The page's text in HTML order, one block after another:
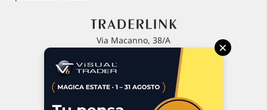
Via Macanno, 38/A
P.IVA 02 452 460 401
×